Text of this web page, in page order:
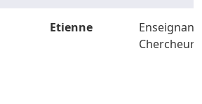
Etienne
Enseignant-
Chercheur